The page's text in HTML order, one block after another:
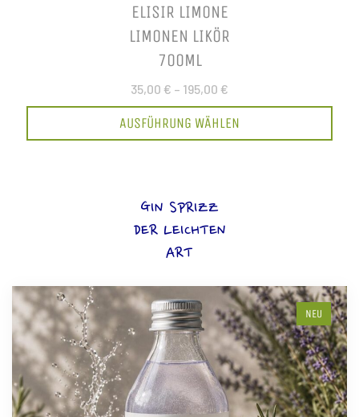
ELISIR LIMONE
LIMONEN LIKÖR
700ML
35,00 € – 195,00 €
AUSFÜHRUNG WÄHLEN
GIN SPRIZZ
DER LEICHTEN
ART
NEU